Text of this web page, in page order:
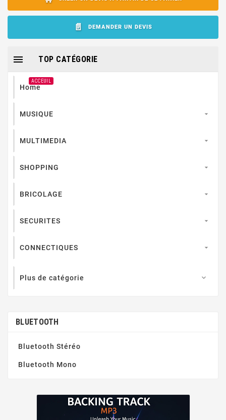
DEMANDER UN DEVIS
TOP CATÉGORIE

Home
ACCEUIL
MUSIQUE 
MULTIMEDIA 
SHOPPING 
BRICOLAGE 
SECURITES 
CONNECTIQUES 
Plus de catégorie 
BLUETOOTH
Bluetooth Stéréo
Bluetooth Mono